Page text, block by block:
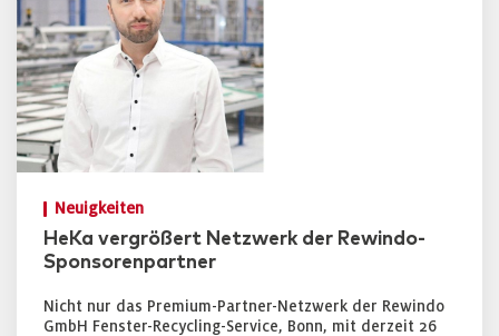
Neuigkeiten
HeKa vergrößert Netzwerk der Rewindo-
Sponsorenpartner
Nicht nur das Premium-Partner-Netzwerk der Rewindo
GmbH Fenster-Recycling-Service, Bonn, mit derzeit 26